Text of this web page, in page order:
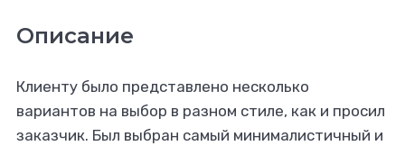
Описание
Клиенту было представлено несколько
вариантов на выбор в разном стиле, как и просил
заказчик. Был выбран самый минималистичный и